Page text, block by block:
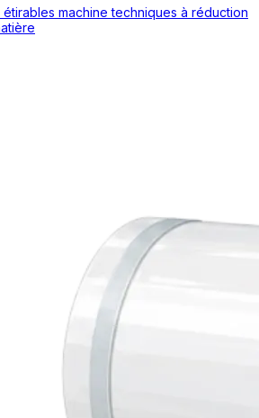
étirables machine techniques à réduction